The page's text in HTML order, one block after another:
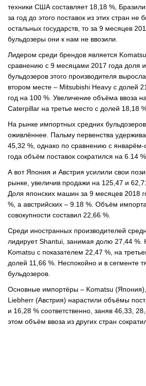
техники США составляет 18,18 %,
за год до этого поставок из этих стран не
остальных государств, то за 9 месяцев
бульдозеры они к нам не ввозили.
Лидером среди брендов является
сравнению с 9 месяцами 2017 года доля
бульдозеров этого производителя
втором месте – Mitsubishi Heavy c долей
год на 100 %. Увеличение объёма ввоза
Caterpillar на третье место с долей 18,18
На рынке импортных средних
оживлённее. Пальму первенства
45,32 %, однако по сравнению с январём-
года объём поставок сократился на 6.14 %.
А вот Япония и Австрия усилили свои
рынке, увеличив продажи на 125,47 и
Доля японских машин за 9 месяцев 2018
%, а австрийских – 9.18 %. Объём
совокупности составил 22,66 %.
Среди иностранных производителей
лидирует Shantui, занимая долю 27,44 %.
Komatsu с показателем 22,47 %, на
долей 11,66 %. Неспокойно и в сегменте
бульдозеров.
Основные импортёры – Komatsu
Liebherr (Австрия) нарастили объёмы
и 16,28 % соответственно, заняв 46,33,
этом объём ввоза из других стран